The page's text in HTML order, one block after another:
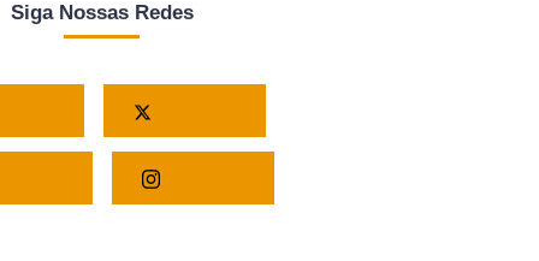
Siga Nossas Redes
Instagram